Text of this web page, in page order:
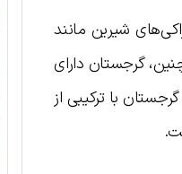
شیرین مانند
گرجستان دارای
با ترکیبی از